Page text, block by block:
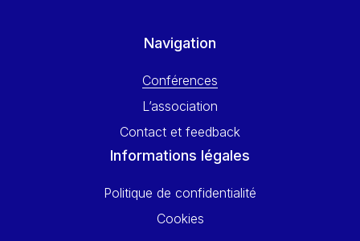
Navigation
Conférences
L’association
Contact et feedback
Informations légales
Politique de confidentialité
Cookies